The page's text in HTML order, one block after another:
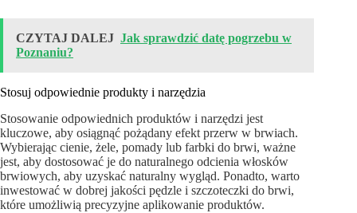
CZYTAJ DALEJ Jak sprawdzić datę pogrzebu w
Poznaniu?
Stosuj odpowiednie produkty i narzędzia
Stosowanie odpowiednich produktów i narzędzi jest
kluczowe, aby osiągnąć pożądany efekt przerw w brwiach.
Wybierając cienie, żele, pomady lub farbki do brwi, ważne
jest, aby dostosować je do naturalnego odcienia włosków
brwiowych, aby uzyskać naturalny wygląd. Ponadto, warto
inwestować w dobrej jakości pędzle i szczoteczki do brwi,
które umożliwią precyzyjne aplikowanie produktów.